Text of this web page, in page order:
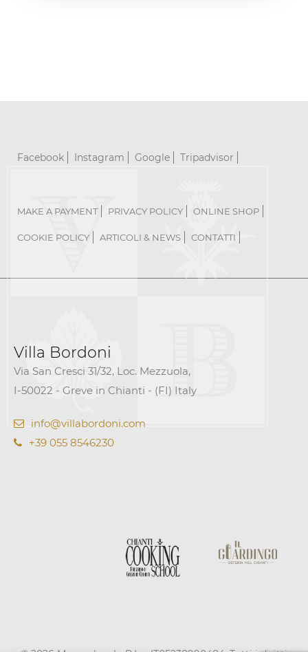
Facebook Instagram Google Tripadvisor
MAKE A PAYMENT PRIVACY POLICY ONLINE SHOP
COOKIE POLICY ARTICOLI & NEWS CONTATTI
Villa Bordoni
Via San Cresci 31/32, Loc. Mezzuola,
I-50022 - Greve in Chianti - (FI) Italy
info@villabordoni.com
+39 055 8546230